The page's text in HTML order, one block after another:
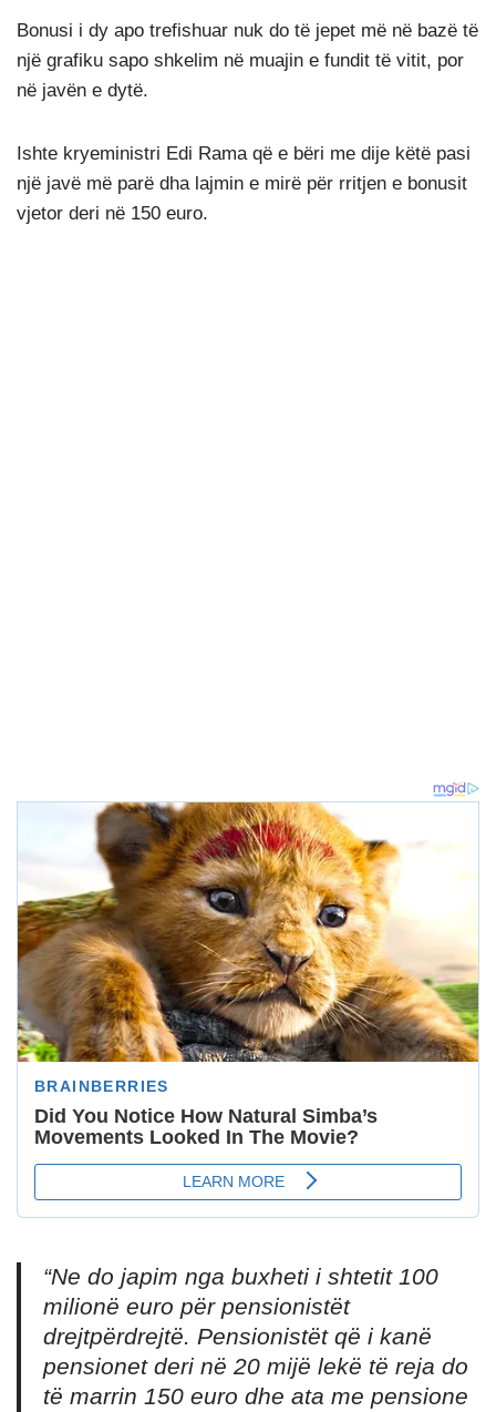
Bonusi i dy apo trefishuar nuk do të jepet më në bazë të
një grafiku sapo shkelim në muajin e fundit të vitit, por
në javën e dytë.
Ishte kryeministri Edi Rama që e bëri me dije këtë pasi
një javë më parë dha lajmin e mirë për rritjen e bonusit
vjetor deri në 150 euro.
“Ne do japim nga buxheti i shtetit 100
milionë euro për pensionistët
drejtpërdrejtë. Pensionistët që i kanë
pensionet deri në 20 mijë lekë të reja do
të marrin 150 euro dhe ata me pensione